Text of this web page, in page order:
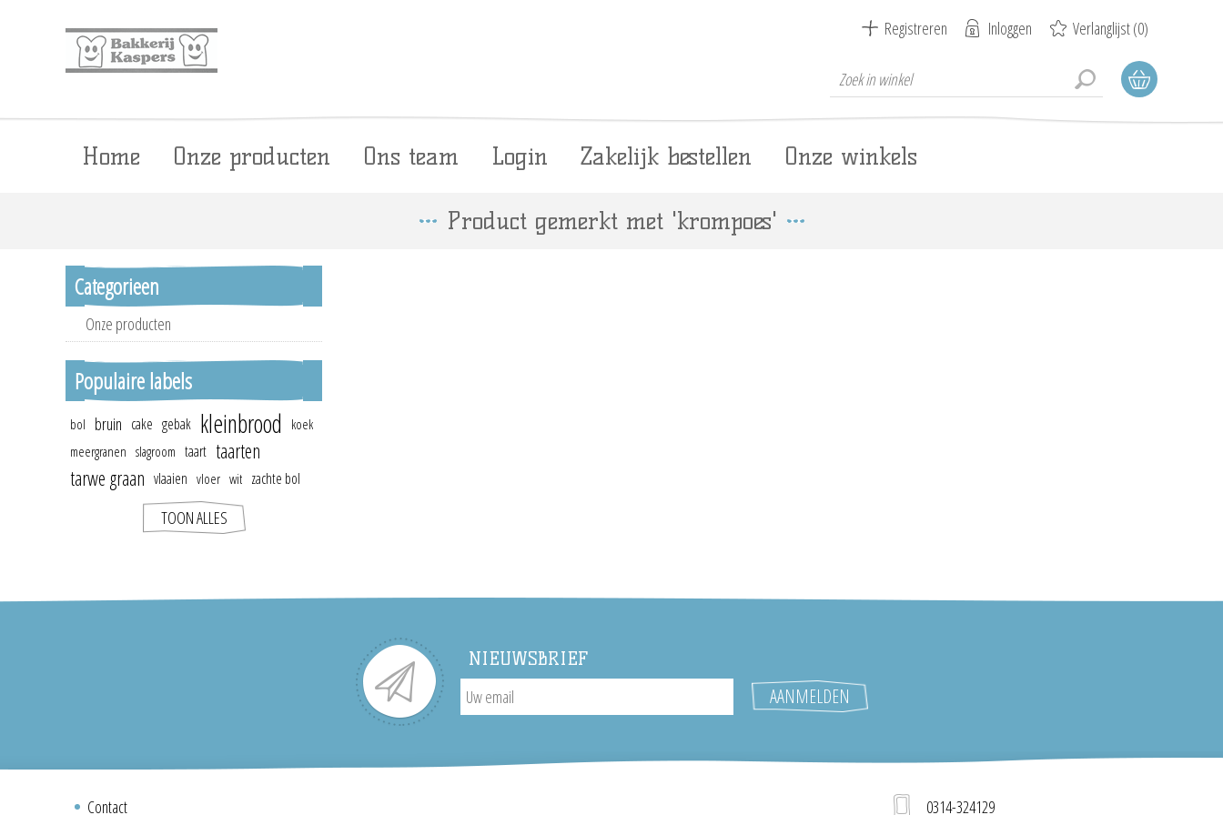
Registreren Inloggen Verlanglijst(0)
Home Onze producten Ons team Login Zakelijk bestellen Onze winkels
Product gemerkt met 'krompoes'
Categorieen
Onze producten
Populaire labels
bol bruin cake gebak kleinbrood
koek
meergranen slagroom taart taarten
tarwe graan vlaaien vloer wit zachte bol
TOON ALLES
NIEUWSBRIEF
Contact 0314-324129